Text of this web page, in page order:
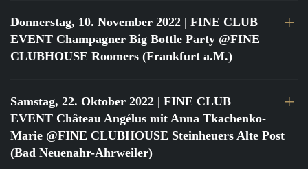
Donnerstag, 10. November 2022 | FINE CLUB
EVENT Champagner Big Bottle Party @FINE
CLUBHOUSE Roomers (Frankfurt a.M.)
Samstag, 22. Oktober 2022 | FINE CLUB
EVENT Château Angélus mit Anna Tkachenko-
Marie @FINE CLUBHOUSE Steinheuers Alte Post
(Bad Neuenahr-Ahrweiler)